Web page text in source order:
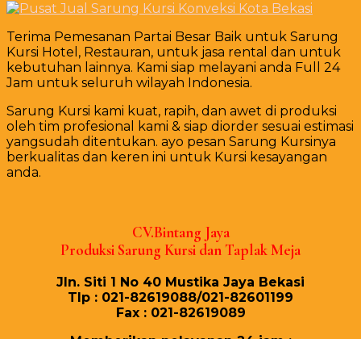
Terima Pemesanan Partai Besar Baik untuk Sarung
Kursi Hotel, Restauran, untuk jasa rental dan untuk
kebutuhan lainnya. Kami siap melayani anda Full 24
Jam untuk seluruh wilayah Indonesia.
Sarung Kursi kami kuat, rapih, dan awet di produksi
oleh tim profesional kami & siap diorder sesuai estimasi
yangsudah ditentukan. ayo pesan Sarung Kursinya
berkualitas dan keren ini untuk Kursi kesayangan
anda.
CV.Bintang Jaya
Produksi Sarung Kursi dan Taplak Meja
Jln. Siti 1 No 40 Mustika Jaya Bekasi
Tlp : 021-82619088/021-82601199
Fax : 021-82619089